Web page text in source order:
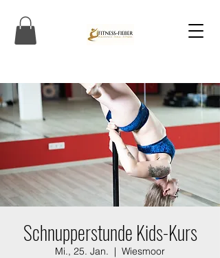
Schnupperstunde Kids-Kurs
Mi., 25. Jan.
  |
Wiesmoor